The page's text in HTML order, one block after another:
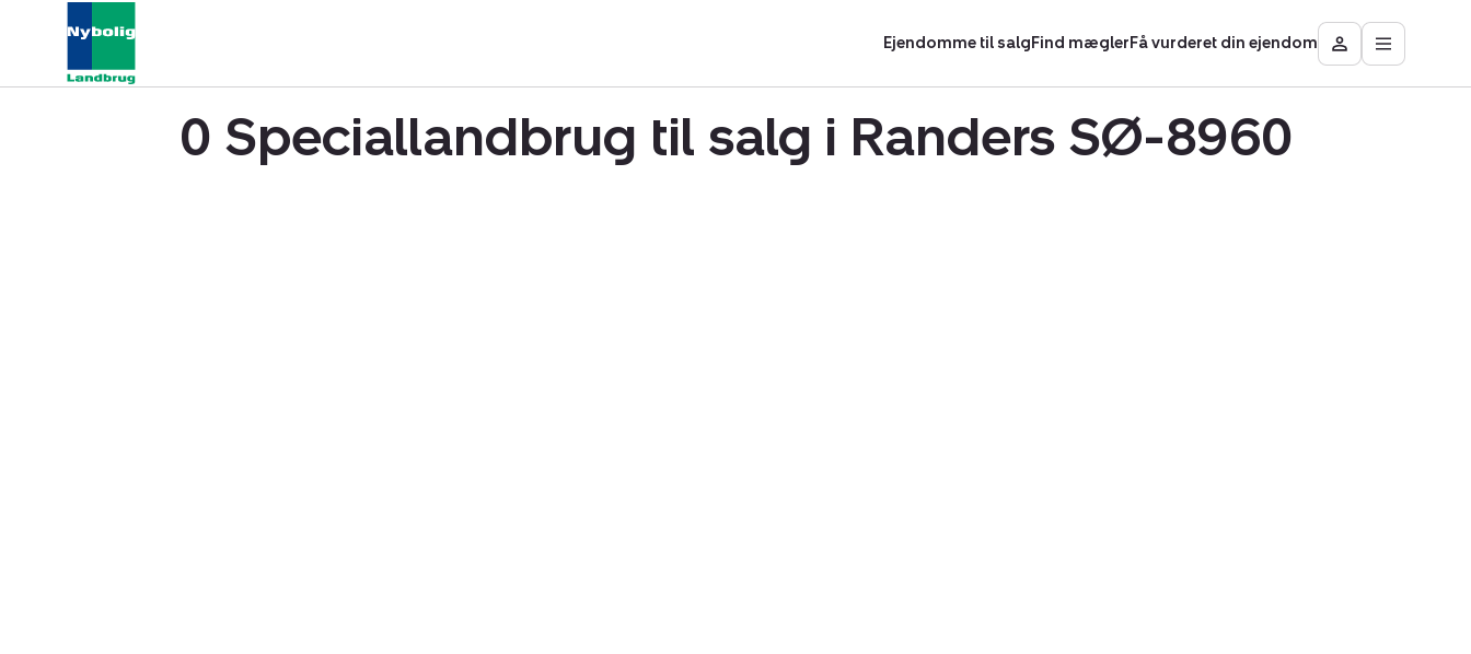
Ejendomme til salgFind mæglerFå vurderet din ejendom
Besøg
Mit
Åbn
0 Speciallandbrug til salg i Randers SØ-8960